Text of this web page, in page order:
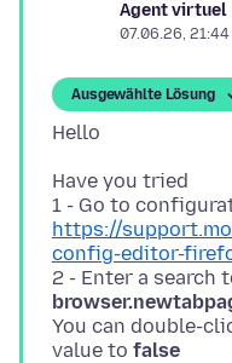
Agent virtuel
07.06.26, 21:44
Ausgewählte Lösung
Have you tried
1 - Go to
https://
config-editor-
2 - Enter a search
You can double-
value to false